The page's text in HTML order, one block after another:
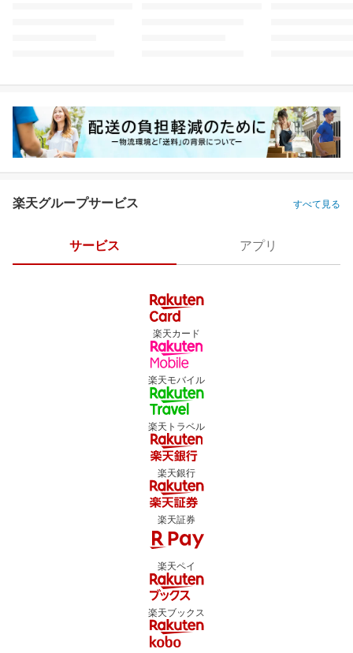
楽天グループサービス すべて見る
サービス アプリ
楽天カード
楽天モバイル
楽天トラベル
楽天銀行
楽天証券
楽天ペイ
楽天ブックス